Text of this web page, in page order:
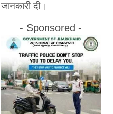
जानकारी दी।
- Sponsored -